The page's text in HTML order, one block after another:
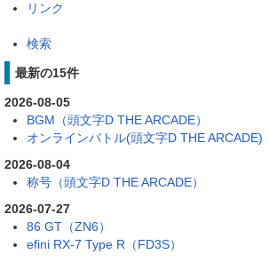
リンク
検索
最新の15件
2026-08-05
BGM（頭文字D THE ARCADE）
オンラインバトル(頭文字D THE ARCADE)
2026-08-04
称号（頭文字D THE ARCADE）
2026-07-27
86 GT（ZN6）
efini RX-7 Type R（FD3S）